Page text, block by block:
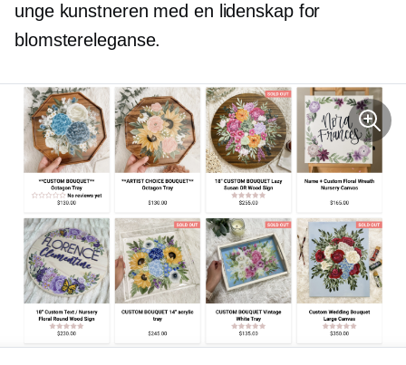
unge kunstneren med en lidenskap for
blomstereleganse.